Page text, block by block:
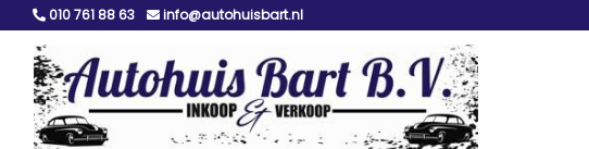
010 761 88 63 info@autohuisbart.nl